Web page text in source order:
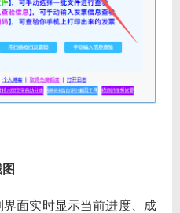
面实时显示当前进度、成